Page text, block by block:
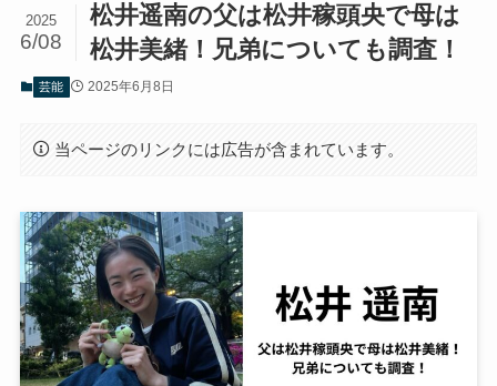
松井遥南の父は松井稼頭央で母は
松井美緒！兄弟についても調査！
2025
6/08
芸能 2025年6月8日
当ページのリンクには広告が含まれています。